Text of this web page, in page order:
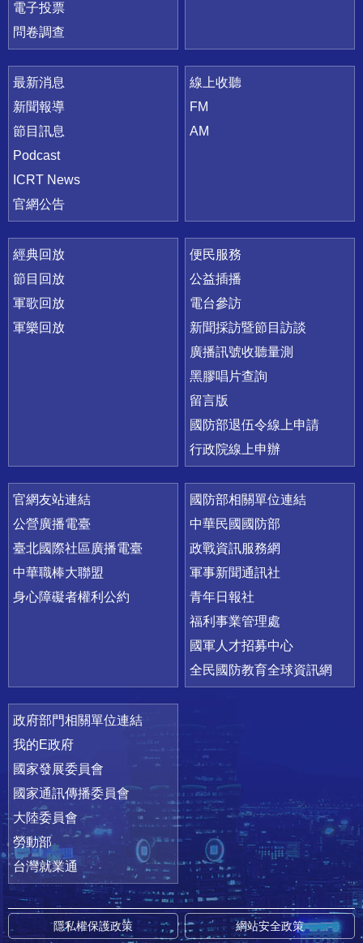
電子投票
問卷調查
最新消息
新聞報導
節目訊息
Podcast
ICRT News
官網公告
線上收聽
FM
AM
經典回放
節目回放
軍歌回放
軍樂回放
便民服務
公益插播
電台參訪
新聞採訪暨節目訪談
廣播訊號收聽量測
黑膠唱片查詢
留言版
國防部退伍令線上申請
行政院線上申辦
官網友站連結
公營廣播電臺
臺北國際社區廣播電臺
中華職棒大聯盟
身心障礙者權利公約
國防部相關單位連結
中華民國國防部
政戰資訊服務網
軍事新聞通訊社
青年日報社
福利事業管理處
國軍人才招募中心
全民國防教育全球資訊網
政府部門相關單位連結
我的E政府
國家發展委員會
國家通訊傳播委員會
大陸委員會
勞動部
台灣就業通
隱私權保護政策 網站安全政策